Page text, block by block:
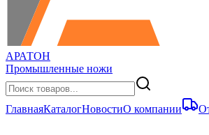
АРАТОН
Промышленные ножи
ГлавнаяКаталогНовостиО компании